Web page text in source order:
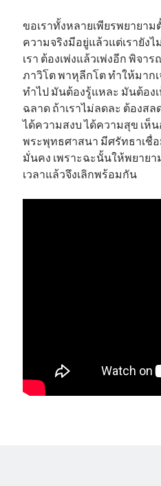
ขอเราทั้งหลายเพียรพยายา
ความจริงมีอยู่แล้วแต่เรายังไ
เรา ต้องเพ่งแล้วเพ่งอีก พิจา
ภาวิโต พาหุลีกโต ทำให้มาก
ทำไป มันต้องรู้แหละ มันต้อง
ฉลาด ถ้าเราไม่ลดละ ต้องสล
ได้ความสงบ ได้ความสุข เห็
พระพุทธศาสนา มีศรัทธาเชื่
มั่นคง เพราะฉะนั้นให้พยาย
เวลาแล้วจึงเลิกพร้อมกัน